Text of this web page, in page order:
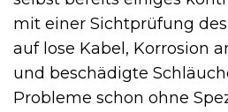
mit einer Sichtprüfung
auf lose Kabel, Korrosion
und beschädigte
Probleme schon ohne